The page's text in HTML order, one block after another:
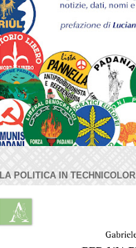
LA POLITICA IN TECHNICOLOR